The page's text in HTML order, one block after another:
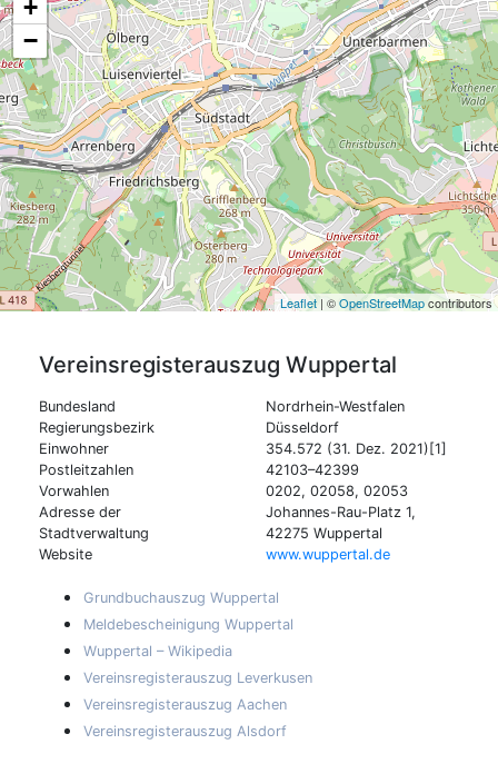
+
−
Leaflet | ©OpenStreetMapcontributors
Vereinsregisterauszug Wuppertal
Bundesland
Nordrhein-Westfalen
Regierungsbezirk
Düsseldorf
Einwohner
354.572 (31. Dez. 2021)[1]
Postleitzahlen
42103–42399
Vorwahlen
0202, 02058, 02053
Adresse der
Stadtverwaltung
Johannes-Rau-Platz 1,
42275 Wuppertal
Website
www.wuppertal.de
Grundbuchauszug Wuppertal
Meldebescheinigung Wuppertal
Wuppertal – Wikipedia
Vereinsregisterauszug Leverkusen
Vereinsregisterauszug Aachen
Vereinsregisterauszug Alsdorf